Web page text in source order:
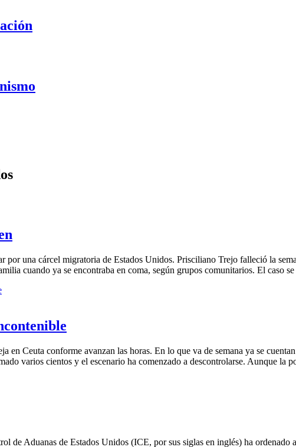
por una cárcel migratoria de Estados Unidos. Prisciliano Trejo falleció la
cuando ya se encontraba en coma, según grupos comunitarios. El caso
en Ceuta conforme avanzan las horas. En lo que va de semana ya se
varios cientos y el escenario ha comenzado a descontrolarse. Aunque la
de Aduanas de Estados Unidos (ICE, por sus siglas en inglés) ha ordenado